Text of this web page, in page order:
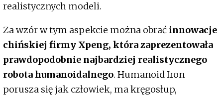
realistycznych modeli.
Za wzór w tym aspekcie można obrać innowacje
chińskiej firmy Xpeng, która zaprezentowała
prawdopodobnie najbardziej realistycznego
robota humanoidalnego. Humanoid Iron
porusza się jak człowiek, ma kręgosłup,